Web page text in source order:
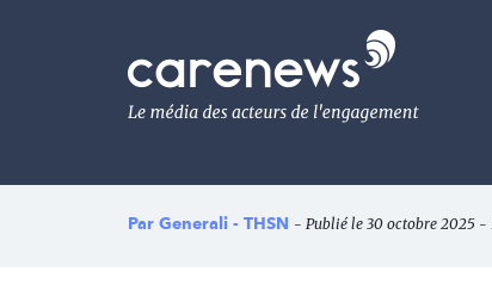
Le
média
de
l'engagement
Par Generali - THSN - Publié le 30 octobre 2025 -